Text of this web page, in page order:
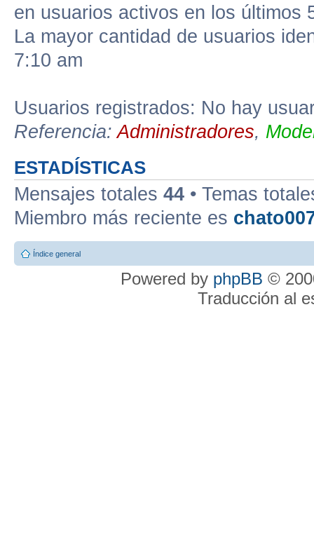
en usuarios activos en los últimos
La mayor cantidad de usuarios
7:10 am
Usuarios registrados: No hay
Referencia:Administradores,
ESTADÍSTICAS
Mensajes totales 44 • Temas
Miembro más reciente es
Índice general
Powered by phpBB ©
Traducción al